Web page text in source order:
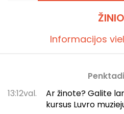
Informacijos
13:12val.
Ar žinote? Galite
kursus Luvro